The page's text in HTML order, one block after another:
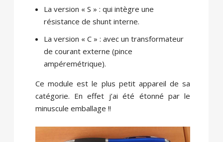
La version « S » : qui intègre une
résistance de shunt interne.
La version « C » : avec un transformateur
de courant externe (pince
ampéremétrique).
Ce module est le plus petit appareil de sa
catégorie. En effet j’ai été étonné par le
minuscule emballage !!